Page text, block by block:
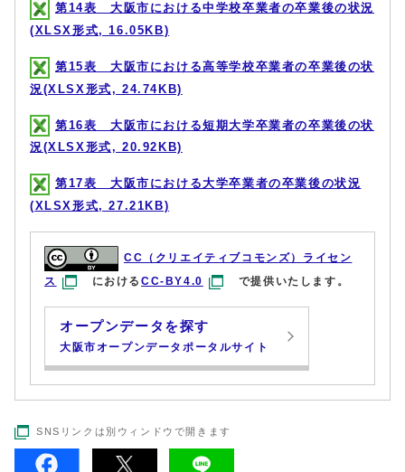
第14表 大阪市における中学校卒業者の卒業後の状況
(XLSX形式, 16.05KB)
第15表 大阪市における高等学校卒業者の卒業後の状
況(XLSX形式, 24.74KB)
第16表 大阪市における短期大学卒業者の卒業後の状
況(XLSX形式, 20.92KB)
第17表 大阪市における大学卒業者の卒業後の状況
(XLSX形式, 27.21KB)
CC（クリエイティブコモンズ）ライセン
ス
におけるCC-BY4.0 で提供いたします。
オープンデータを探す
大阪市オープンデータポータルサイト
SNSリンクは別ウィンドウで開きます